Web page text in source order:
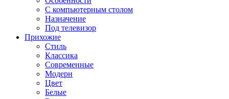
С компьютерным столом
Назначение
Под телевизор
Прихожие
Стиль
Классика
Современные
Модерн
Цвет
Белые